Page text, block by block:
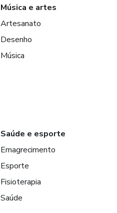
Música e artes
Artesanato
Desenho
Música
Saúde e esporte
Emagrecimento
Esporte
Fisioterapia
Saúde